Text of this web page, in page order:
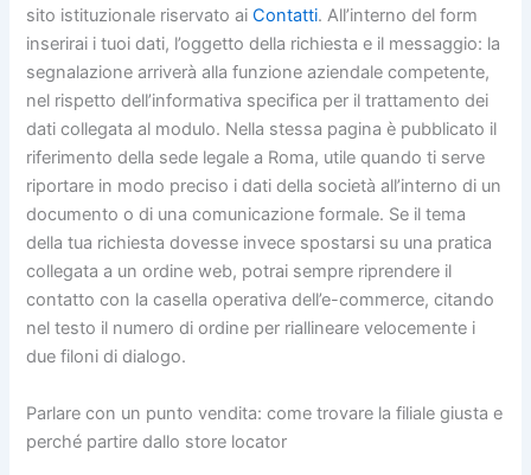
sito istituzionale riservato aiContatti. All’interno del form
inserirai i tuoi dati, l’oggetto della richiesta e il messaggio: la
segnalazione arriverà alla funzione aziendale competente,
nel rispetto dell’informativa specifica per il trattamento dei
dati collegata al modulo. Nella stessa pagina è pubblicato il
riferimento della sede legale a Roma, utile quando ti serve
riportare in modo preciso i dati della società all’interno di un
documento o di una comunicazione formale. Se il tema
della tua richiesta dovesse invece spostarsi su una pratica
collegata a un ordine web, potrai sempre riprendere il
contatto con la casella operativa dell’e-commerce, citando
nel testo il numero di ordine per riallineare velocemente i
due filoni di dialogo.
Parlare con un punto vendita: come trovare la filiale giusta e
perché partire dallo store locator